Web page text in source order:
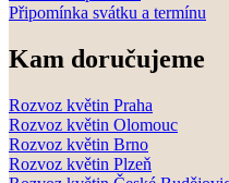
Připomínka svátku a termínu
Kam doručujeme
Rozvoz květin Praha
Rozvoz květin Olomouc
Rozvoz květin Brno
Rozvoz květin Plzeň